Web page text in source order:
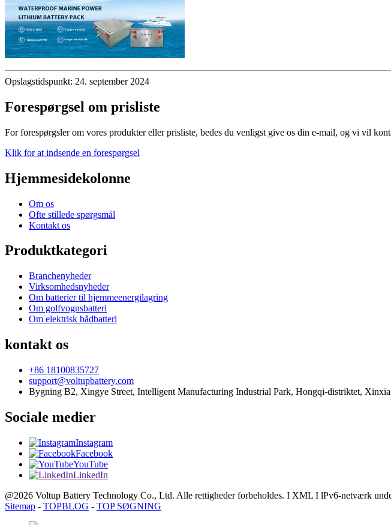
Opslagstidspunkt: 24. september 2024
Forespørgsel om prisliste
For forespørgsler om vores produkter eller prisliste, bedes du venligst give os din e-mail, og vi vil
Klik for at indsende en forespørgsel
Hjemmesidekolonne
Om os
Ofte stillede spørgsmål
Kontakt os
Produktkategori
Branchenyheder
Virksomhedsnyheder
Om batterier til hjemmeenergilagring
Om golfvognsbatteri
Om elektrisk bådbatteri
kontakt os
+86 18100835727
support@voltupbattery.com
Bygning B2, Xingye Street, Intelligent Manufacturing Industrial Park, Hongqi-distriktet,
Sociale medier
Instagram
Facebook
YouTube
LinkedIn
@2026 Voltup Battery Technology Co., Ltd. Alle rettigheder forbeholdes. I XML I lPv6-netværk
Sitemap - TOPBLOG - TOP SØGNING